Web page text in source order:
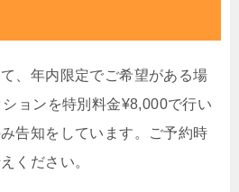
、年内限定でご希望がある場
ョンを特別料金¥8,000で行い
告知をしています。ご予約時
ください。